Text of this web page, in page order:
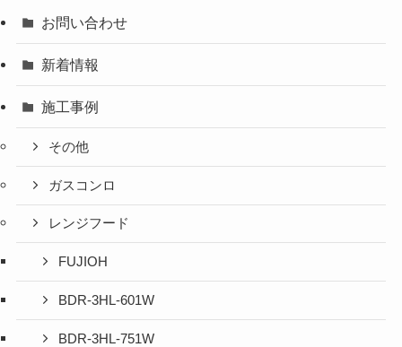
お問い合わせ
新着情報
施工事例
その他
ガスコンロ
レンジフード
FUJIOH
BDR-3HL-601W
BDR-3HL-751W